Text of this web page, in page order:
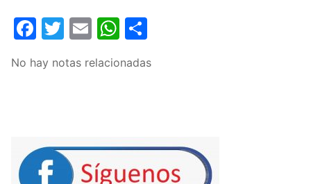
Facebook
Twitter
EmailWhatsApp
No hay notas relacionadas